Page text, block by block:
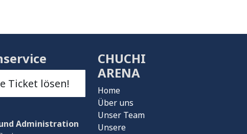
CHUCHI
ARENA
Home
Über uns
Unser Team
Unsere
Ticket lösen!
Administration